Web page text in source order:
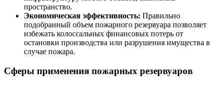
пространство.
Экономическая эффективность: Правильно
подобранный объем пожарного резервуара позволяет
избежать колоссальных финансовых потерь от
остановки производства или разрушения имущества в
случае пожара.
Сферы применения пожарных резервуаров